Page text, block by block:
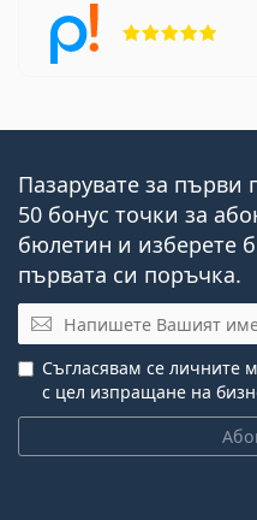
Пазарувате за първи
50 бонус точки за
бюлетин и изберете
първата си поръчка.
Имейл
Съгласявам се личните
с цел изпращане на